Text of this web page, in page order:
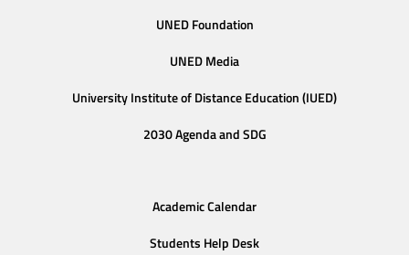
UNED Foundation
UNED Media
University Institute of Distance Education (IUED)
2030 Agenda and SDG
Academic Calendar
Students Help Desk